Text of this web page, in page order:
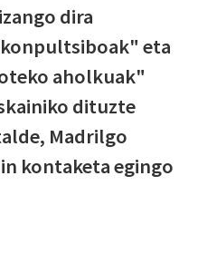
dira
eta
aholkuak"
dituzte
Madrilgo
kontaketa egingo